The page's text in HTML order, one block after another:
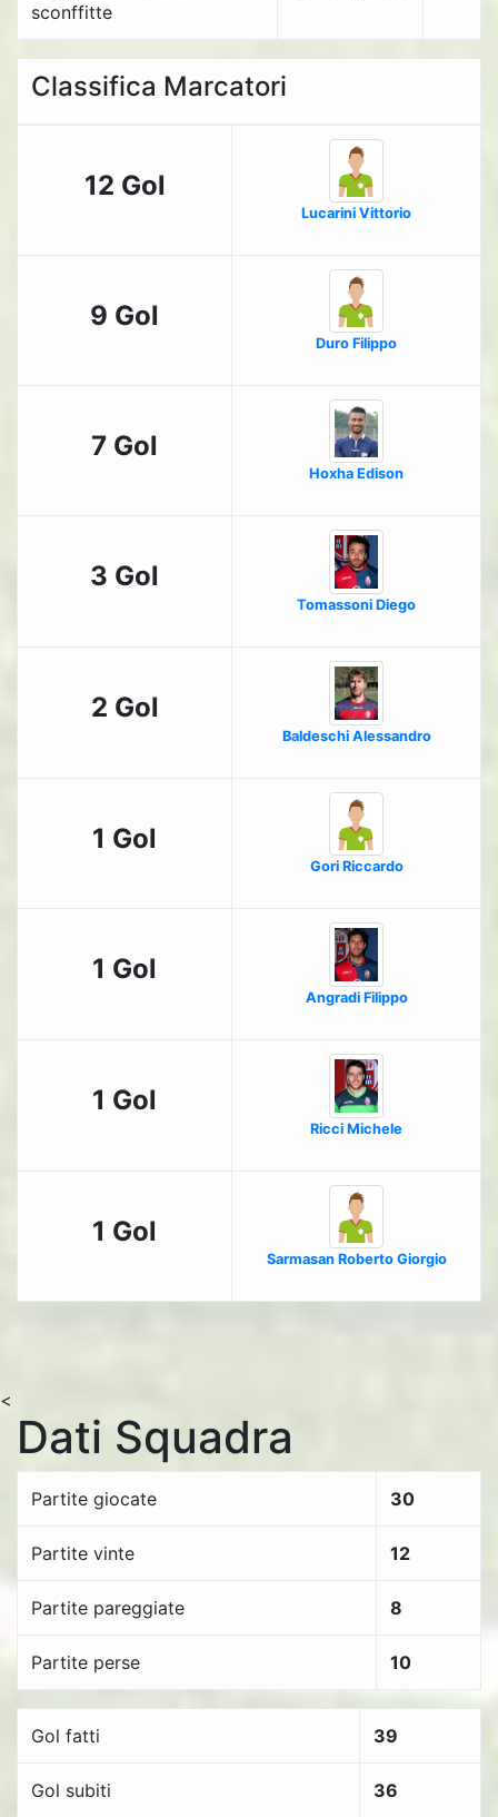
sconffitte
Classifica Marcatori
12 Gol
Lucarini Vittorio
9 Gol
Duro Filippo
7 Gol
Hoxha Edison
3 Gol
Tomassoni Diego
2 Gol
Baldeschi Alessandro
1 Gol
Gori Riccardo
1 Gol
Angradi Filippo
1 Gol
Ricci Michele
1 Gol
Sarmasan Roberto Giorgio
<
Dati Squadra
Partite giocate 30
Partite vinte 12
Partite pareggiate 8
Partite perse 10
Gol fatti 39
Gol subiti 36